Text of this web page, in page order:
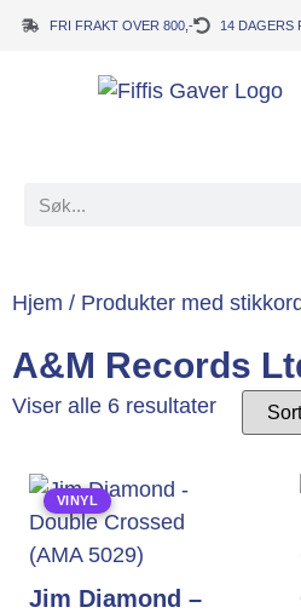
FRI FRAKT OVER 800,- 14 DAGERS
Hjem / Produkter med
A&M Records
Viser alle 6 resultater
VINYL
Jim Diamond –